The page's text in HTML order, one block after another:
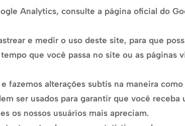
Analytics, consulte a página oficial do
e medir o uso deste site, para que
que você passa no site ou as páginas
fazemos alterações subtis na maneira
ser usados para garantir que você
os nossos usuários mais apreciam.